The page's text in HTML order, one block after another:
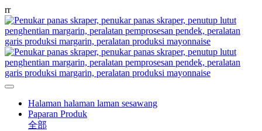
rr
Halaman halaman laman sesawang
Paparan Produk
全部